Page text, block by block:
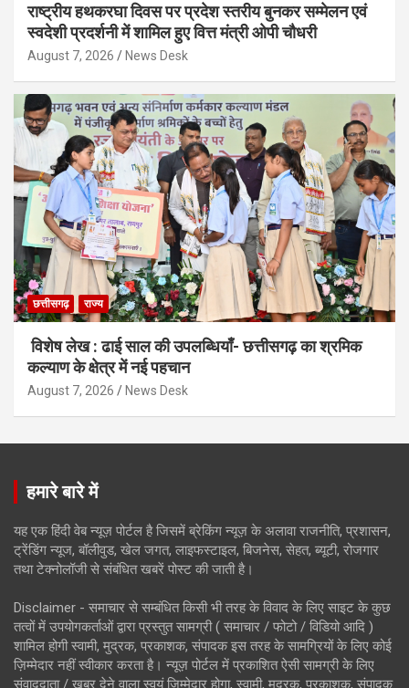
राष्ट्रीय हथकरघा दिवस पर प्रदेश स्तरीय बुनकर सम्मेलन एवं
स्वदेशी प्रदर्शनी में शामिल हुए वित्त मंत्री ओपी चौधरी
August 7, 2026 News Desk
छत्तीसगढ़ राज्य
विशेष लेख : ढाई साल की उपलब्धियाँ- छत्तीसगढ़ का श्रमिक
कल्याण के क्षेत्र में नई पहचान
August 7, 2026 News Desk
हमारे बारे में
यह एक हिंदी वेब न्यूज़ पोर्टल है जिसमें ब्रेकिंग न्यूज़ के अलावा राजनीति, प्रशासन,
ट्रेंडिंग न्यूज, बॉलीवुड, खेल जगत, लाइफस्टाइल, बिजनेस, सेहत, ब्यूटी, रोजगार
तथा टेक्नोलॉजी से संबंधित खबरें पोस्ट की जाती है।
Disclaimer - समाचार से सम्बंधित किसी भी तरह के विवाद के लिए साइट के कुछ
तत्वों में उपयोगकर्ताओं द्वारा प्रस्तुत सामग्री ( समाचार / फोटो / विडियो आदि )
शामिल होगी स्वामी, मुद्रक, प्रकाशक, संपादक इस तरह के सामग्रियों के लिए कोई
ज़िम्मेदार नहीं स्वीकार करता है। न्यूज़ पोर्टल में प्रकाशित ऐसी सामग्री के लिए